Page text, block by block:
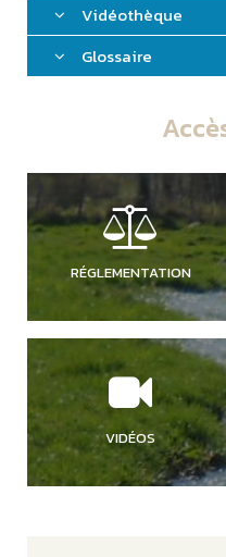
Vidéothèque
Glossaire
RÉGLEMENTATION
VIDÉOS